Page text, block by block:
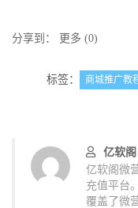
分享到： 更多 (0)
标签： 商城推广教
亿软阁
亿软阁微
充值平台
覆盖了微